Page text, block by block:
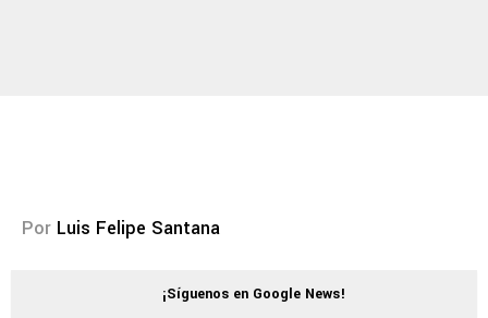
Por Luis Felipe Santana
¡Síguenos en Google News!